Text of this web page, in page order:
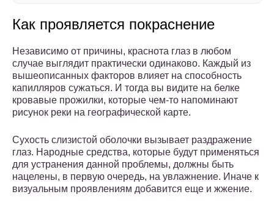
Как проявляется покраснение
Независимо от причины, краснота глаз в любом
случае выглядит практически одинаково. Каждый из
вышеописанных факторов влияет на способность
капилляров сужаться. И тогда вы видите на белке
кровавые прожилки, которые чем-то напоминают
рисунок реки на географической карте.
Сухость слизистой оболочки вызывает раздражение
глаз. Народные средства, которые будут применяться
для устранения данной проблемы, должны быть
нацелены, в первую очередь, на увлажнение. Иначе к
визуальным проявлениям добавится еще и жжение.